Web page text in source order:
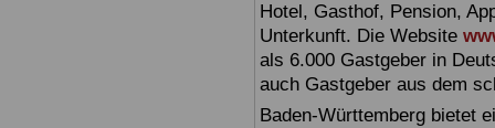
Hotel, Gasthof, Pension,
Unterkunft. Die Website
als 6.000 Gastgeber in
auch Gastgeber aus dem
Baden-Württemberg bietet